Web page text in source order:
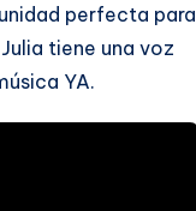
perfecta para
tiene una voz
YA.